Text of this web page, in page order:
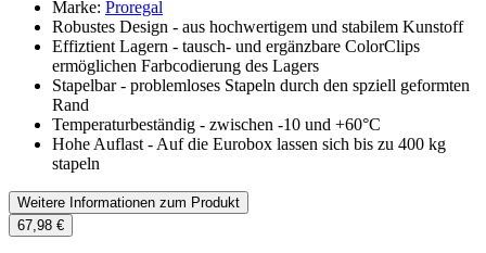
Marke: Proregal
Robustes Design - aus hochwertigem und stabilem Kunstoff
Effiztient Lagern - tausch- und ergänzbare ColorClips
ermöglichen Farbcodierung des Lagers
Stapelbar - problemloses Stapeln durch den spziell geformten
Rand
Temperaturbeständig - zwischen -10 und +60°C
Hohe Auflast - Auf die Eurobox lassen sich bis zu 400 kg
stapeln
Weitere Informationen zum Produkt
67,98 €